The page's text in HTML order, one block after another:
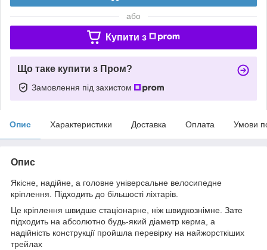
або
Купити з
Що таке купити з Пром?
Замовлення під захистом
Опис Характеристики Доставка Оплата Умови
Опис
Якісне, надійне, а головне універсальне велосипедне
кріплення. Підходить до більшості ліхтарів.
Це кріплення швидше стаціонарне, ніж швидкознімне. Зате
підходить на абсолютно будь-який діаметр керма, а
надійність конструкції пройшла перевірку на найжорсткіших
трейлах